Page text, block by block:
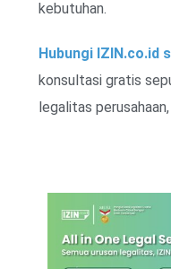
kebutuhan.
Hubungi IZIN.co.id
konsultasi gratis
legalitas